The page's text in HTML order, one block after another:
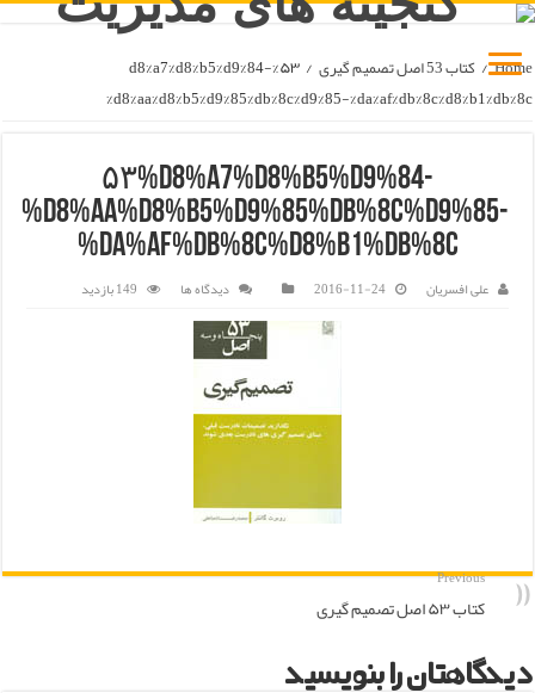
Home
/ کتاب 53 اصل تصمیم گیری /
۵۳%d8%a7%d8%b5%d9%84-
%d8%aa%d8%b5%d9%85%db%8c%d9%85-%da%af%db%8c%d8%b1%db%8c
۵۳%d8%a7%d8%b5%d9%84-
%d8%aa%d8%b5%d9%85%db%8c%d9%85-
%da%af%db%8c%d8%b1%db%8c
علی افسریان 2016-11-24 دیدگاه ها 149 بازدید
Previous
کتاب ۵۳ اصل تصمیم گیری
دیدگاهتان را بنویسید